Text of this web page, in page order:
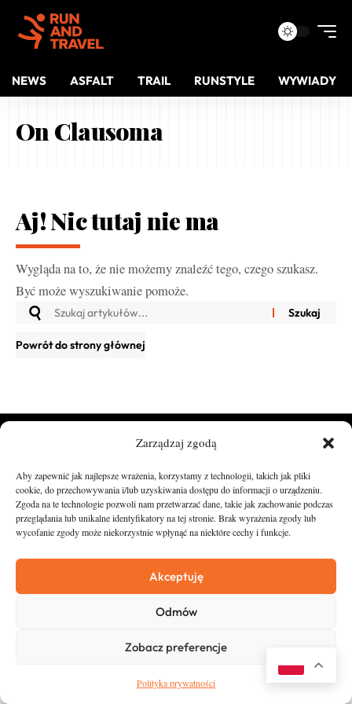
Zarządzaj zgodą
Aby zapewnić jak najlepsze wrażenia, korzystamy z technologii, takich jak pliki
cookie, do przechowywania i/lub uzyskiwania dostępu do informacji o urządzeniu.
Zgoda na te technologie pozwoli nam przetwarzać dane, takie jak zachowanie podczas
przeglądania lub unikalne identyfikatory na tej stronie. Brak wyrażenia zgody lub
wycofanie zgody może niekorzystnie wpłynąć na niektóre cechy i funkcje.
Akceptuję
Odmów
Zobacz preferencje
Polityka prywatności
NEWS ASFALT TRAIL RUNSTYLE WYWIADY
On Clausoma
Aj! Nic tutaj nie ma
Wygląda na to, że nie możemy znaleźć tego, czego szukasz.
Być może wyszukiwanie pomoże.
Powrót do strony głównej
runandtravel.pl - wszelkie prawa zastrzeżone
News
O nas
Kontakt